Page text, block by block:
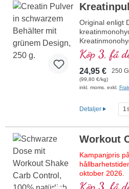
vitalämnen.
träning:
kortvariga,
Beprövat,
ämnen –
Original enligt
beprövade
marknaden.
den fysiska
muskelstyrkan,
Utvecklat av
Köp 3, få
24,95 € 250
(99,80 €/kg)
inkl. moms. exkl.
Detaljer
Workout
Kampanjpris
oktober 2026.
Köp 3, få